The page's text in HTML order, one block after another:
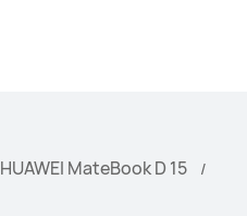
HUAWEI MateBook D 15